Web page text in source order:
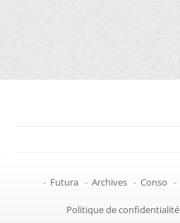
- Futura - Archives - Conso -
Politique de confidentialité